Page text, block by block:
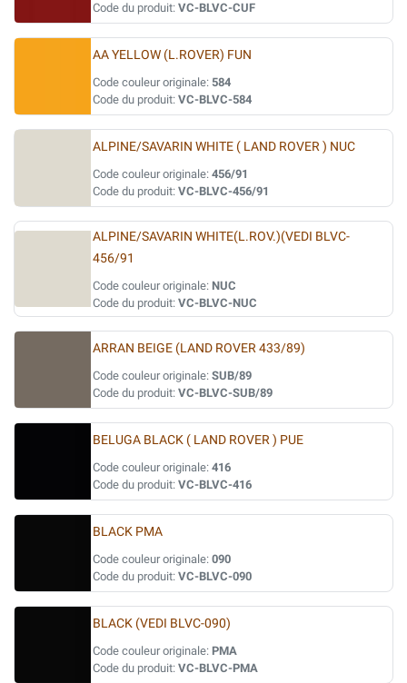
Code du produit: VC-BLVC-CUF
AA YELLOW (L.ROVER) FUN
Code couleur originale: 584
Code du produit: VC-BLVC-584
ALPINE/SAVARIN WHITE ( LAND ROVER ) NUC
Code couleur originale: 456/91
Code du produit: VC-BLVC-456/91
ALPINE/SAVARIN WHITE(L.ROV.)(VEDI BLVC-
456/91
Code couleur originale: NUC
Code du produit: VC-BLVC-NUC
ARRAN BEIGE (LAND ROVER 433/89)
Code couleur originale: SUB/89
Code du produit: VC-BLVC-SUB/89
BELUGA BLACK ( LAND ROVER ) PUE
Code couleur originale: 416
Code du produit: VC-BLVC-416
BLACK PMA
Code couleur originale: 090
Code du produit: VC-BLVC-090
BLACK (VEDI BLVC-090)
Code couleur originale: PMA
Code du produit: VC-BLVC-PMA